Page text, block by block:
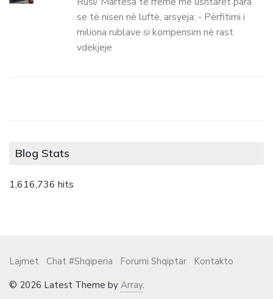
se të nisen në luftë, arsyeja: - Përfitimi i
miliona rublave si kompensim në rast
vdekjeje
Blog Stats
1,616,736 hits
Lajmet Chat #Shqiperia Forumi Shqiptar
Kontakto
© 2026 Latest Theme by Array.